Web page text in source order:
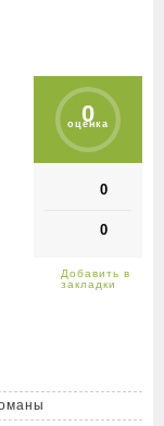
0
оценка
0
0